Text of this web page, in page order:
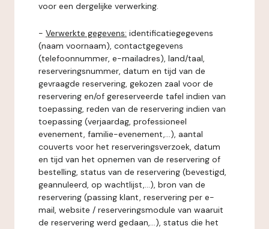
voor een dergelijke verwerking.
- Verwerkte gegevens: identificatiegegevens
(naam voornaam), contactgegevens
(telefoonnummer, e-mailadres), land/taal,
reserveringsnummer, datum en tijd van de
gevraagde reservering, gekozen zaal voor de
reservering en/of gereserveerde tafel indien van
toepassing, reden van de reservering indien van
toepassing (verjaardag, professioneel
evenement, familie-evenement,...), aantal
couverts voor het reserveringsverzoek, datum
en tijd van het opnemen van de reservering of
bestelling, status van de reservering (bevestigd,
geannuleerd, op wachtlijst,...), bron van de
reservering (passing klant, reservering per e-
mail, website / reserveringsmodule van waaruit
de reservering werd gedaan,...), status die het